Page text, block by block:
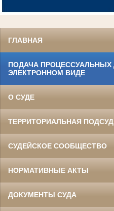
ГЛАВНАЯ
ПОДАЧА ПРОЦЕССУАЛЬНЫХ
ЭЛЕКТРОННОМ ВИДЕ
О СУДЕ
ТЕРРИТОРИАЛЬНАЯ
СУДЕЙСКОЕ СООБЩЕСТВО
НОРМАТИВНЫЕ АКТЫ
ДОКУМЕНТЫ СУДА